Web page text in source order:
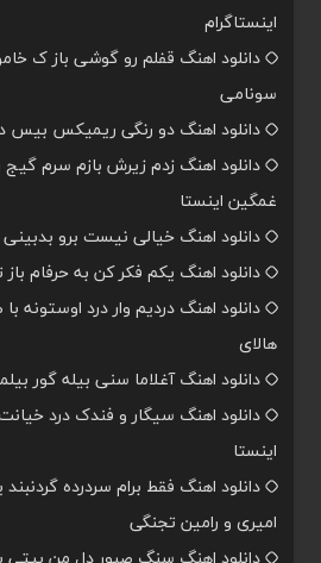
اینستاگرام
دانلود اهنگ قفلم رو گوشی باز ک
سونامی
دانلود اهنگ دو رنگی ریمیکس بیس
دانلود اهنگ زدم زیرش بازم سرم
غمگین اینستا
دانلود اهنگ خیالی نیست برو
دانلود اهنگ یکم فکر کن به حرفام
دانلود اهنگ دردیم وار درد اوستونه
هالای
دانلود اهنگ آغلاما سنی بیله گور
دانلود اهنگ سیگار و فندک درد
اینستا
دانلود اهنگ فقط برام سردرده
امیری و رامین تجنگی
دانلود اهنگ سنگ صبور دل من بیتی پر